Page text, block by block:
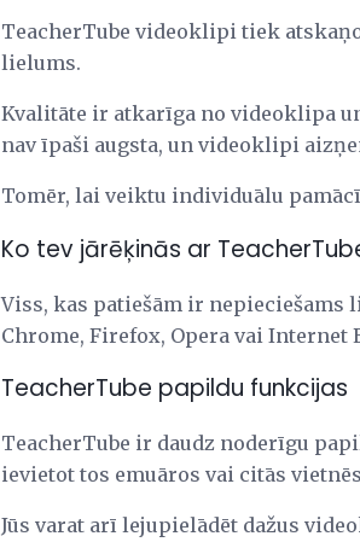
TeacherTube videoklipi tiek
lielums.
Kvalitāte ir atkarīga no videoklipa
nav īpaši augsta, un videoklipi
Tomēr, lai veiktu individuālu
Ko tev jārēķinās ar
Viss, kas patiešām ir
Chrome, Firefox, Opera vai Internet
TeacherTube papildu funkcijas
TeacherTube ir daudz noderīgu
ievietot tos emuāros vai citās
Jūs varat arī lejupielādēt dažus